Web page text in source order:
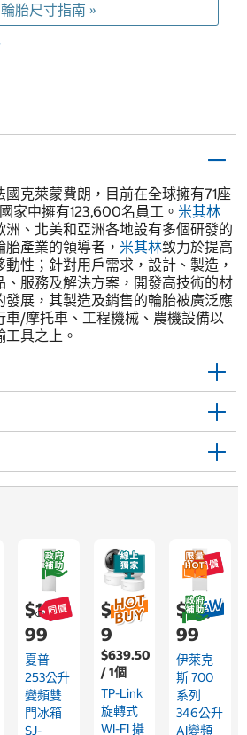
輪胎尺寸指南 »
國克萊蒙費朗，目前在全球擁有71座
家中擁有123,600名員工。 米其林
、北美和亞洲各地設有多個研發的
產業的領導者， 米其林致力於提高
性；針對用戶需求，設計、製造，
、服務及解決方案，開發高技術的材
發展，其製造及銷售的輪胎被廣泛應
車/摩托車、工程機械、農機設備以
具之上。
$13,9
99
夏普
253公升
變頻雙
門冰箱
SJ-
$1,59
9
$639.50
/ 1個
TP-Link
旋轉式
WI-FI 攝
$22,9
99
伊萊克
斯 700
系列
346公升
AI變頻